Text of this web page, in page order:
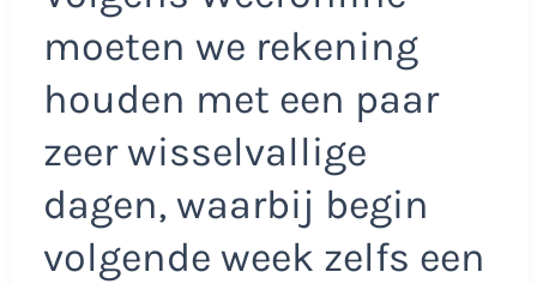
moeten we rekening
houden met een paar
zeer wisselvallige
dagen, waarbij begin
volgende week zelfs een